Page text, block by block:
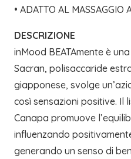
• ADATTO AL MASSAGGIO
DESCRIZIONE
inMood BEATAmente è
Sacran, polisaccaride
giapponese, svolge
così sensazioni positive. Il
Canapa promuove
influenzando
generando un senso di